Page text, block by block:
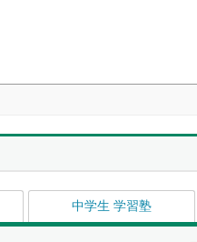
中学生 学習塾